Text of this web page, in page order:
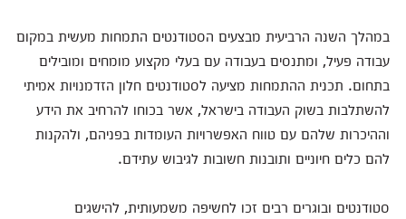
במהלך השנה הרביעית מבצעים הסטודנטים התמחות מעשית במקום
עבודה פעיל, ומתנסים בעבודה עם בעלי מקצוע מומחים ומובילים
בתחום. תכנית ההתמחות מציעה לסטודנטים חלון הזדמנויות אמיתי
להשתלבות בשוק העבודה בישראל, אשר בכוחו להרחיב את הידע
וההיכרות שלהם עם טווח האפשרויות העומדות בפניהם, ולהקנות
להם כלים חיוניים ותובנות חשובות לגיבוש עתידם.
סטודנטים ובוגרים רבים זכו לחשיפה משמעותית, להישגים